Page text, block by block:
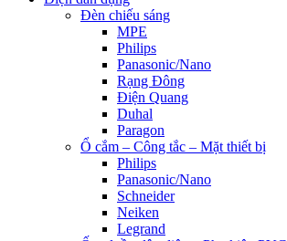
Đèn chiếu sáng
MPE
Philips
Panasonic/Nano
Rạng Đông
Điện Quang
Duhal
Paragon
Ổ cắm – Công tắc – Mặt thiết bị
Philips
Panasonic/Nano
Schneider
Neiken
Legrand